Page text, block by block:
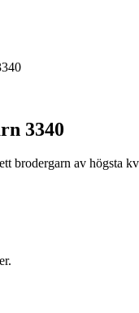
3340
brodergarn av högsta